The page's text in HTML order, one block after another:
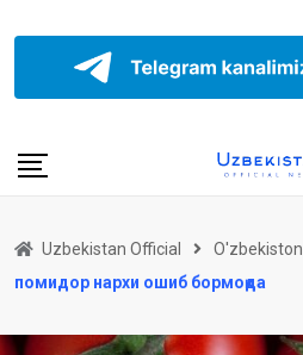
Uzbekistan Official O'zbekiston
помидор нархи ошиб бормоқда